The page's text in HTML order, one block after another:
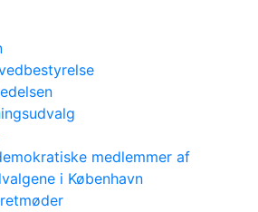
medlemmer af
i København